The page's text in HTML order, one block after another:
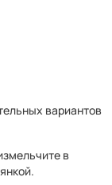
вариантов
в